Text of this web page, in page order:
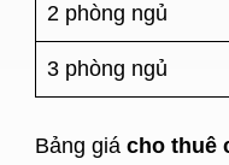
2 phòng ngủ
3 phòng ngủ
Bảng giá cho thuê